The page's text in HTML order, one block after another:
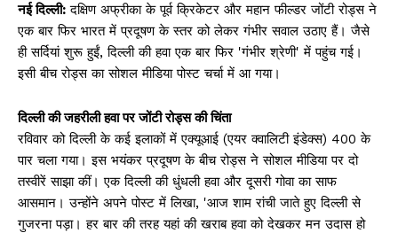
नई दिल्ली: दक्षिण अफ्रीका के पूर्व क्रिकेटर और महान फील्डर जोंटी रोड्स ने
एक बार फिर भारत में प्रदूषण के स्तर को लेकर गंभीर सवाल उठाए हैं। जैसे
ही सर्दियां शुरू हुईं, दिल्ली की हवा एक बार फिर 'गंभीर श्रेणी' में पहुंच गई।
इसी बीच रोड्स का सोशल मीडिया पोस्ट चर्चा में आ गया।
दिल्ली की जहरीली हवा पर जोंटी रोड्स की चिंता
रविवार को दिल्ली के कई इलाकों में एक्यूआई (एयर क्वालिटी इंडेक्स) 400 के
पार चला गया। इस भयंकर प्रदूषण के बीच रोड्स ने सोशल मीडिया पर दो
तस्वीरें साझा कीं। एक दिल्ली की धुंधली हवा और दूसरी गोवा का साफ
आसमान। उन्होंने अपने पोस्ट में लिखा, 'आज शाम रांची जाते हुए दिल्ली से
गुजरना पड़ा। हर बार की तरह यहां की खराब हवा को देखकर मन उदास हो